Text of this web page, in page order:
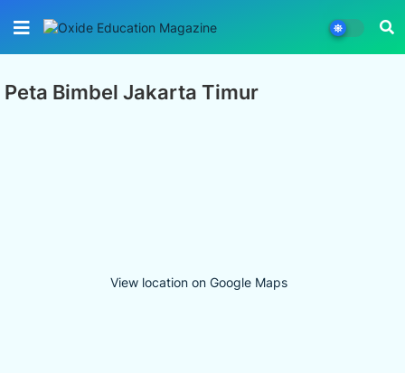
Peta Bimbel Jakarta Timur
View location on Google Maps